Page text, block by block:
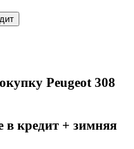
Peugeot 308
в кредит + зимняя